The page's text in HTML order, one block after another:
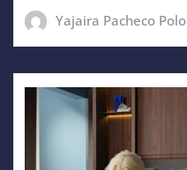
Yajaira Pacheco Polo